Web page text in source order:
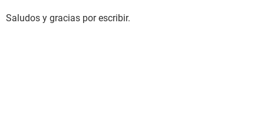
Saludos y gracias por escribir.